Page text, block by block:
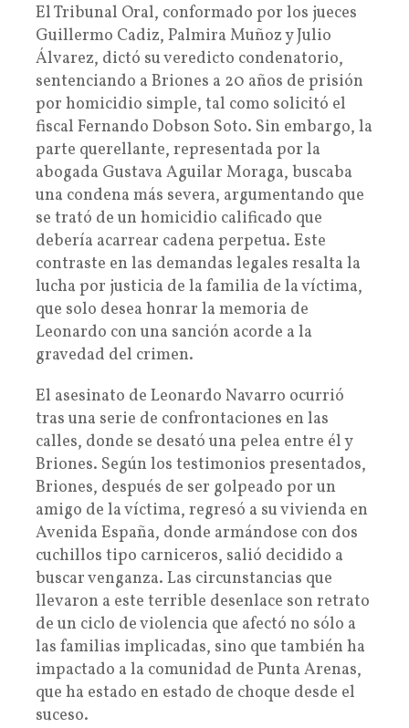
El Tribunal Oral, conformado por los jueces
Guillermo Cadiz, Palmira Muñoz y Julio
Álvarez, dictó su veredicto condenatorio,
sentenciando a Briones a 20 años de prisión
por homicidio simple, tal como solicitó el
fiscal Fernando Dobson Soto. Sin embargo, la
parte querellante, representada por la
abogada Gustava Aguilar Moraga, buscaba
una condena más severa, argumentando que
se trató de un homicidio calificado que
debería acarrear cadena perpetua. Este
contraste en las demandas legales resalta la
lucha por justicia de la familia de la víctima,
que solo desea honrar la memoria de
Leonardo con una sanción acorde a la
gravedad del crimen.
El asesinato de Leonardo Navarro ocurrió
tras una serie de confrontaciones en las
calles, donde se desató una pelea entre él y
Briones. Según los testimonios presentados,
Briones, después de ser golpeado por un
amigo de la víctima, regresó a su vivienda en
Avenida España, donde armándose con dos
cuchillos tipo carniceros, salió decidido a
buscar venganza. Las circunstancias que
llevaron a este terrible desenlace son retrato
de un ciclo de violencia que afectó no sólo a
las familias implicadas, sino que también ha
impactado a la comunidad de Punta Arenas,
que ha estado en estado de choque desde el
suceso.